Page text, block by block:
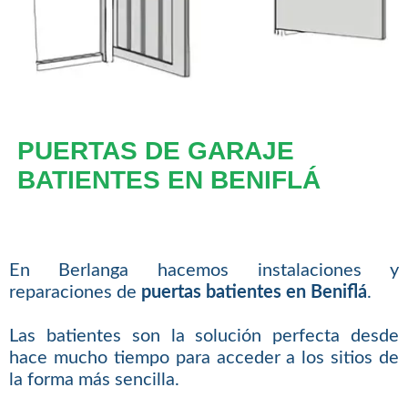
PUERTAS DE GARAJE
BATIENTES EN BENIFLÁ
En Berlanga hacemos instalaciones y
reparaciones de puertas batientes en Beniflá.
Las batientes son la solución perfecta desde
hace mucho tiempo para acceder a los sitios de
la forma más sencilla.